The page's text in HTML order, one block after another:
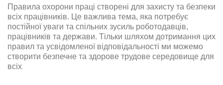
Правила охорони праці створені для захисту та безпеки
всіх працівників. Це важлива тема, яка потребує
постійної уваги та спільних зусиль роботодавців,
працівників та держави. Тільки шляхом дотримання цих
правил та усвідомленої відповідальності ми можемо
створити безпечне та здорове трудове середовище для
всіх